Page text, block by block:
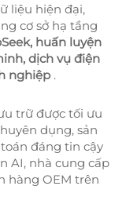
liệu hiện đại,
cơ sở hạ tầng
huấn luyện
dịch vụ điện
nghiệp .
trữ được tối ưu
dụng, sản
đáng tin cậy
AI, nhà cung cấp
hàng OEM trên